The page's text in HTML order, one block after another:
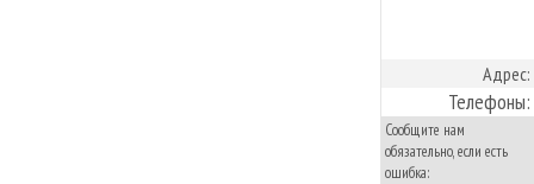
Адрес:
Телефоны:
Сообщите нам
обязательно, если есть
ошибка: